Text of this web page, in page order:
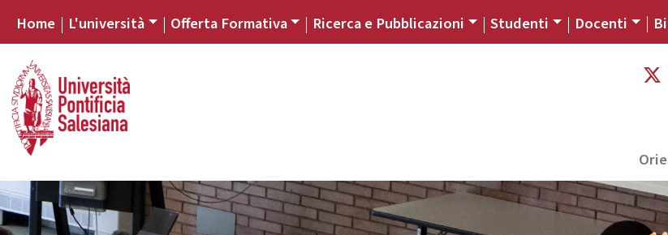
Home L'università Offerta Formativa Ricerca e Pubblicazioni Studenti Docenti